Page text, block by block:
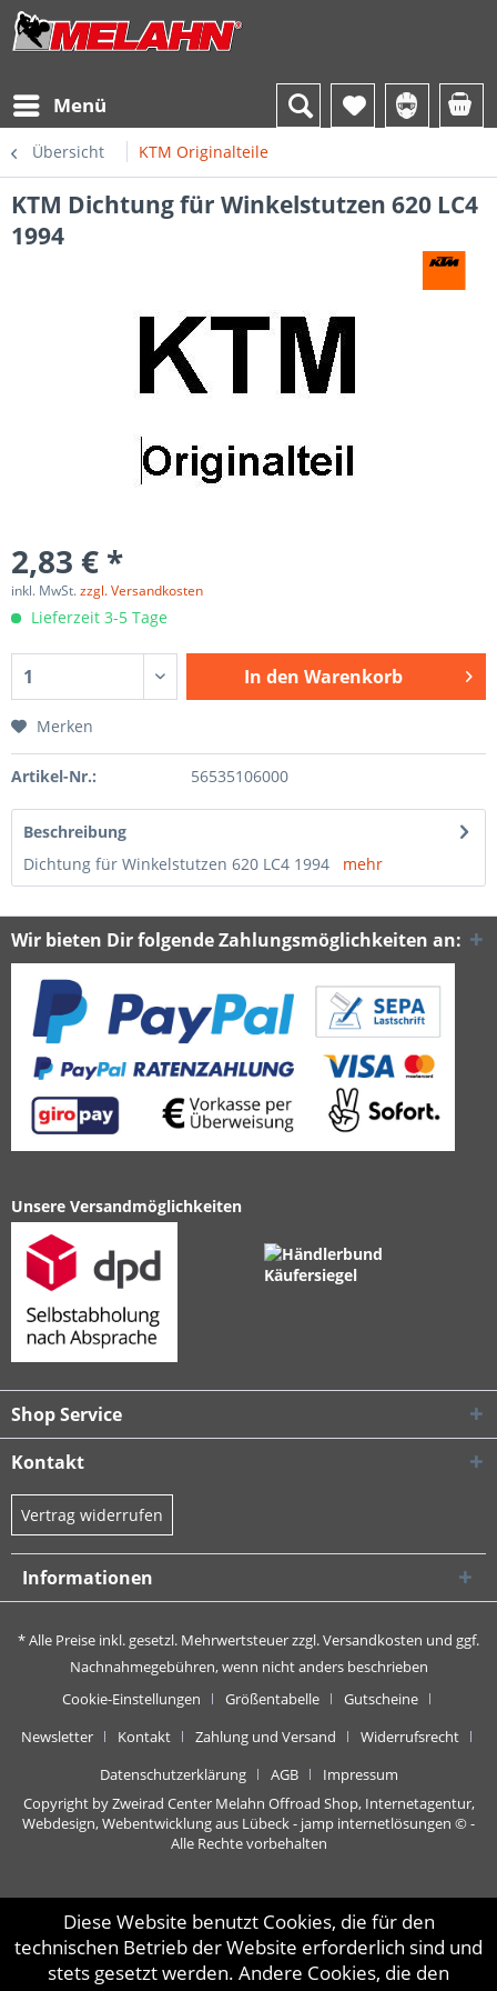
Menü
Übersicht KTM Originalteile
KTM Dichtung für Winkelstutzen 620 LC4
1994
2,83 € *
inkl. MwSt.zzgl. Versandkosten
Lieferzeit 3-5 Tage
In den Warenkorb
Merken
Artikel-Nr.: 56535106000
Beschreibung
Dichtung für Winkelstutzen 620 LC4 1994 mehr
Wir bieten Dir folgende Zahlungsmöglichkeiten an:
Unsere Versandmöglichkeiten
Shop Service
Kontakt
Vertrag widerrufen
Informationen
* Alle Preise inkl. gesetzl. Mehrwertsteuer zzgl.Versandkosten und ggf.
Nachnahmegebühren, wenn nicht anders beschrieben
Cookie-Einstellungen
Größentabelle
Gutscheine
Newsletter
Kontakt Zahlung und Versand
Widerrufsrecht
Datenschutzerklärung
AGB
Impressum
Copyright by Zweirad Center Melahn Offroad Shop, Internetagentur,
Webdesign, Webentwicklung aus Lübeck - jamp internetlösungen © -
Alle Rechte vorbehalten
Diese Website benutzt Cookies, die für den
technischen Betrieb der Website erforderlich sind und
stets gesetzt werden. Andere Cookies, die den